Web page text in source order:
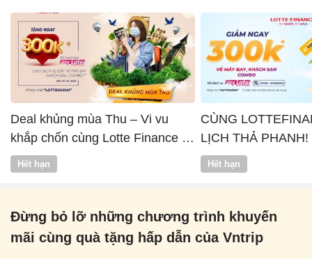
Deal khủng mùa Thu – Vi vu
khắp chốn cùng Lotte Finance x
Vntrip
Hết hạn
CÙNG
LỊCH THẢ PHANH!
Hết hạn
Đừng bỏ lỡ những chương trình khuyến
mãi cùng quà tặng hấp dẫn của Vntrip